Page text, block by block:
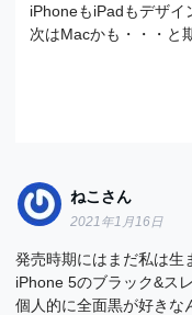
iPhoneもiPadもデザ
次はMacかも・・・と
ねこさん
2021年1月16日
発売時期にはまだ私は生
iPhone 5のブラック&ス
個人的に全面黒が好きな